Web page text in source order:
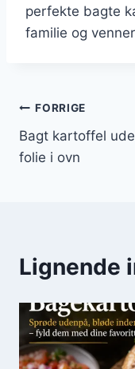
perfekte bagte
familie og
FORRIGE
Bagt kartoffel
folie i ovn
Lignende